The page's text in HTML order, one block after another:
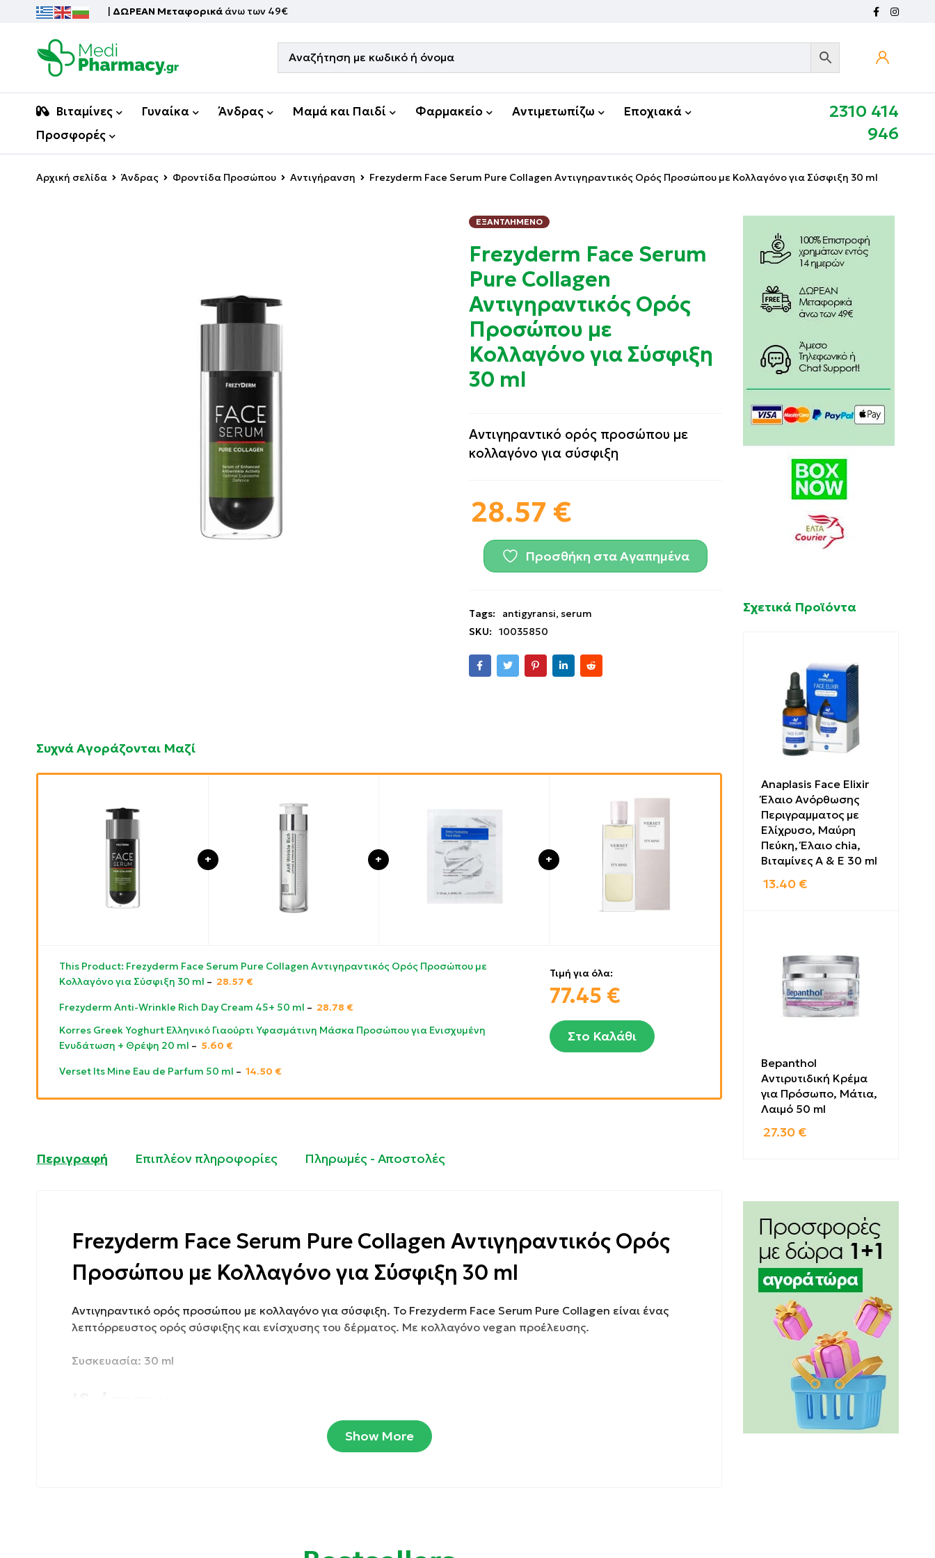
| ΔΩΡΕΑΝ Μεταφορικά άνω των 49€
Βιταμίνες Γυναίκα Άνδρας Μαμά και Παιδί Φαρμακείο Αντιμετωπίζω
Εποχιακά
Προσφορές
2310 414
946
Αρχική σελίδα Άνδρας Φροντίδα Προσώπου Αντιγήρανση Frezyderm Face Serum Pure Collagen Αντιγηραντικός Ορός Προσώπου με Κολλαγόνο για Σύσφιξη 30 ml
ΕΞΑΝΤΛΗΜΈΝΟ
Frezyderm Face Serum
Pure Collagen
Αντιγηραντικός Ορός
Προσώπου με
Κολλαγόνο για Σύσφιξη
30 ml
Αντιγηραντικό ορός προσώπου με
κολλαγόνο για σύσφιξη
28.57 €
Προσθήκη στα Αγαπημένα
Tags: antigyransi, serum
SKU:
10035850
Συχνά Αγοράζονται Μαζί
Τιμή για όλα:
77.45 €
Στο Καλάθι
This Product: Frezyderm Face Serum Pure Collagen Αντιγηραντικός Ορός Προσώπου με
Κολλαγόνο για Σύσφιξη 30 ml – 28.57 €
Frezyderm Anti-Wrinkle Rich Day Cream 45+ 50 ml – 28.78 €
Korres Greek Yoghurt Ελληνικό Γιαούρτι Υφασμάτινη Μάσκα Προσώπου για Ενισχυμένη
Ενυδάτωση + Θρέψη 20 ml – 5.60 €
Verset Its Mine Eau de Parfum 50 ml – 14.50 €
Περιγραφή Επιπλέον πληροφορίες Πληρωμές - Αποστολές
Frezyderm Face Serum Pure Collagen Αντιγηραντικός Ορός
Προσώπου με Κολλαγόνο για Σύσφιξη 30 ml
Αντιγηραντικό ορός προσώπου με κολλαγόνο για σύσφιξη. Το Frezyderm Face Serum Pure Collagen είναι ένας
λεπτόρρευστος ορός σύσφιξης και ενίσχυσης του δέρματος. Με κολλαγόνο vegan προέλευσης.
Συσκευασία: 30 ml
Αυξάνει τη σφριγηλότητα και αποκαθιστά τη συνοχή του δέρματος βελτιώνοντας την ποιότητα και τη δομή των
Show More
Σχετικά Προϊόντα
Anaplasis Face Elixir
Έλαιο Ανόρθωσης
Περιγραμματος με
Ελίχρυσο, Μαύρη
Πεύκη, Έλαιο chia,
Βιταμίνες Α & Ε 30 ml
13.40 €
Bepanthol
Αντιρυτιδική Κρέμα
για Πρόσωπο, Μάτια,
Λαιμό 50 ml
27.30 €